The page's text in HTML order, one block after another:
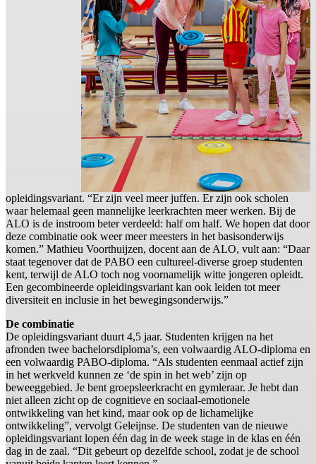
opleidingsvariant. “Er zijn veel meer juffen. Er zijn ook scholen
waar helemaal geen mannelijke leerkrachten meer werken. Bij de
ALO is de instroom beter verdeeld: half om half. We hopen dat door
deze combinatie ook weer meer meesters in het basisonderwijs
komen.” Mathieu Voorthuijzen, docent aan de ALO, vult aan: “Daar
staat tegenover dat de PABO een cultureel-diverse groep studenten
kent, terwijl de ALO toch nog voornamelijk witte jongeren opleidt.
Een gecombineerde opleidingsvariant kan ook leiden tot meer
diversiteit en inclusie in het bewegingsonderwijs.”
De combinatie
De opleidingsvariant duurt 4,5 jaar. Studenten krijgen na het
afronden twee bachelorsdiploma’s, een volwaardig ALO-diploma en
een volwaardig PABO-diploma. “Als studenten eenmaal actief zijn
in het werkveld kunnen ze ‘de spin in het web’ zijn op
beweeggebied. Je bent groepsleerkracht en gymleraar. Je hebt dan
niet alleen zicht op de cognitieve en sociaal-emotionele
ontwikkeling van het kind, maar ook op de lichamelijke
ontwikkeling”, vervolgt Geleijnse. De studenten van de nieuwe
opleidingsvariant lopen één dag in de week stage in de klas en één
dag in de zaal. “Dit gebeurt op dezelfde school, zodat je de school